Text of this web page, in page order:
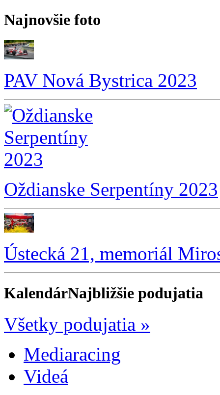
Najnovšie foto
PAV Nová Bystrica 2023
Oždianske Serpentíny 2023
Ústecká 21, memoriál
KalendárNajbližšie podujatia
Všetky podujatia »
Mediaracing
Videá